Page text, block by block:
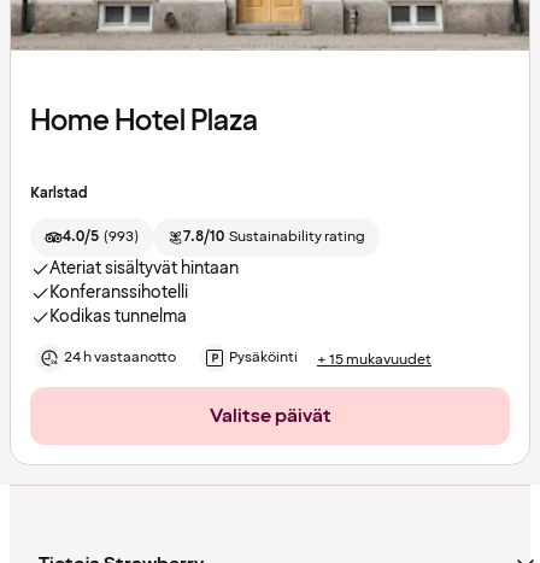
Home Hotel Plaza
Karlstad
4.0/5 (993) 7.8/10 Sustainability rating
Ateriat sisältyvät hintaan
Konferanssihotelli
Kodikas tunnelma
24 h vastaanotto Pysäköinti + 15 mukavuudet
Valitse päivät